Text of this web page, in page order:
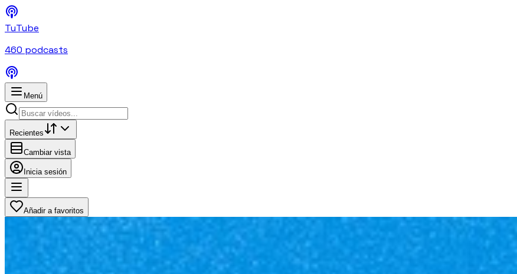
TuTube
460 podcasts
Menú
Recientes
Cambiar vista
Inicia sesión
Añadir a favoritos